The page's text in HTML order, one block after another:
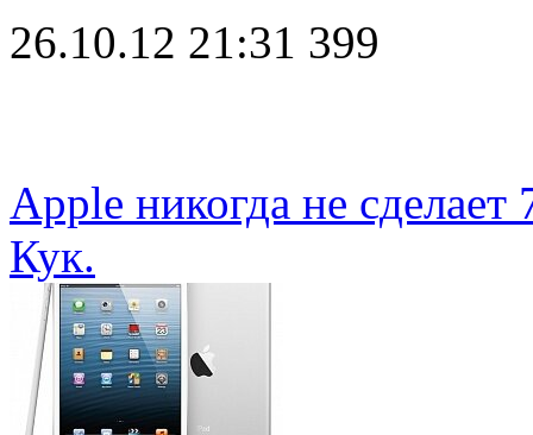
26.10.12 21:31 399
Apple никогда не
Кук.